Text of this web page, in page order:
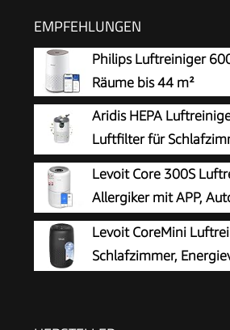
EMPFEHLUNGEN
Philips Luftreiniger
Räume bis 44 m²
Aridis HEPA
Luftfilter für
Allergien, Gerüche &
Purifier mit Aromatherapie,
Geschwindigkeiten,
Levoit Core 300S
Allergiker mit APP,
㎡, Weiß
Levoit CoreMini
Schlafzimmer,